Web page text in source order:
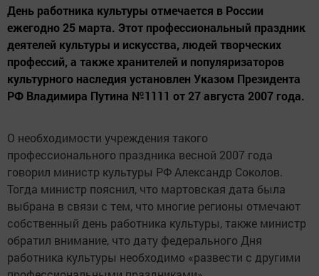
День работника культуры отмечается в России
ежегодно 25 марта. Этот профессиональный праздник
деятелей культуры и искусства, людей творческих
профессий, а также хранителей и популяризаторов
культурного наследия установлен Указом Президента
РФ Владимира Путина №1111 от 27 августа 2007 года.
О необходимости учреждения такого
профессионального праздника весной 2007 года
говорил министр культуры РФ Александр Соколов.
Тогда министр пояснил, что мартовская дата была
выбрана в связи с тем, что многие регионы отмечают
собственный день работника культуры, также министр
обратил внимание, что дату федерального Дня
работника культуры необходимо «развести с другими